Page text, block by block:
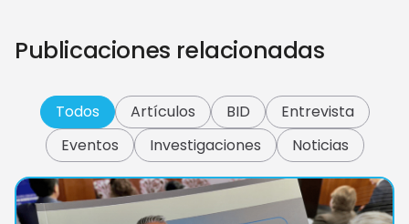
Publicaciones relacionadas
Artículos BID
Entrevista
Eventos
Investigaciones Noticias
Todos